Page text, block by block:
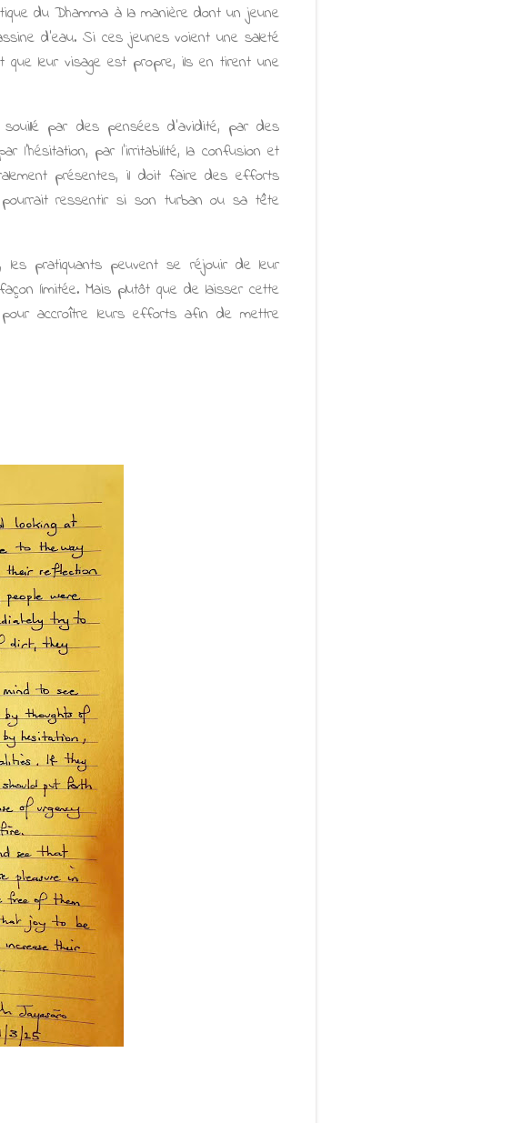
du Dhamma à la manière dont un jeune
d'eau. Si ces jeunes voient une saleté
que leur visage est propre, ils en tirent une
par des pensées d'avidité, par des
l'hésitation, par l'irritabilité, la confusion et
présentes, il doit faire des efforts
pourrait ressentir si son turban ou sa tête
les pratiquants peuvent se réjouir de leur
limitée. Mais plutôt que de laisser cette
accroître leurs efforts afin de mettre